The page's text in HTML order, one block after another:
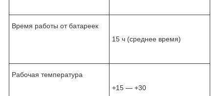
Время работы от батареек
15 ч (среднее время)
Рабочая температура
+15 — +30